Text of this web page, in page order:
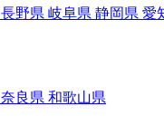
長野県 岐阜県 静岡県 愛
奈良県 和歌山県